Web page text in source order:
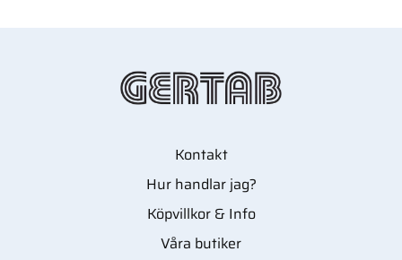
Kontakt
Hur handlar jag?
Köpvillkor & Info
Våra butiker